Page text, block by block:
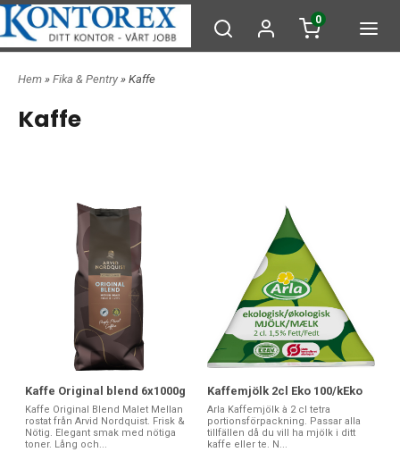
0
Hem » Fika & Pentry » Kaffe
Kaffe
Kaffe Original blend 6x1000g
Kaffe Original Blend Malet Mellan
rostat från Arvid Nordquist. Frisk &
Nötig. Elegant smak med nötiga
toner. Lång och...
Kaffemjölk 2cl Eko 100/kEko
Arla Kaffemjölk à 2 cl tetra
portionsförpackning. Passar alla
tillfällen då du vill ha mjölk i ditt
kaffe eller te. N...